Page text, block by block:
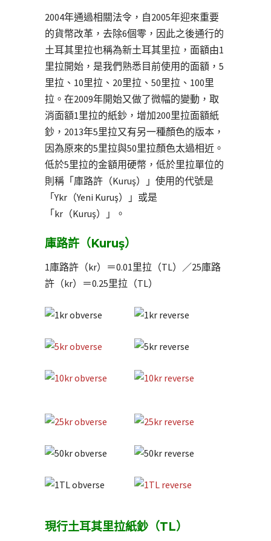
2004年通過相關法令，自2005年迎來重要
的貨幣改革，去除6個零，因此之後通行的
土耳其里拉也稱為新土耳其里拉，面額由1
里拉開始，是我們熟悉目前使用的面額，5
里拉、10里拉、20里拉、50里拉、100里
拉。在2009年開始又做了微幅的變動，取
消面額1里拉的紙鈔，增加200里拉面額紙
鈔，2013年5里拉又有另一種顏色的版本，
因為原來的5里拉與50里拉顏色太過相近。
低於5里拉的金額用硬幣，低於里拉單位的
則稱「庫路許（Kuruş）」使用的代號是
「Ykr（Yeni Kuruş）」或是
「kr（Kuruş）」。
庫路許（Kuruş）
1庫路許（kr）＝0.01里拉（TL）／25庫路
許（kr）＝0.25里拉（TL）
現行土耳其里拉紙鈔（TL）